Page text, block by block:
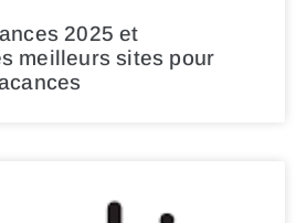
2025 et
meilleurs sites pour